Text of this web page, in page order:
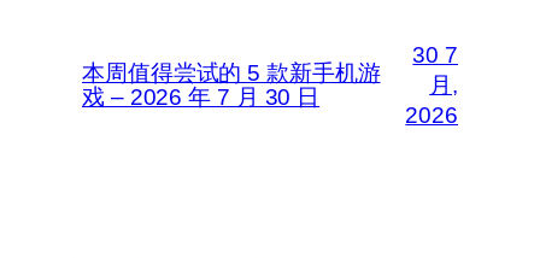
本周值得尝试的 5 款新手机游
戏 – 2026 年 7 月 30 日
30 7
月,
2026